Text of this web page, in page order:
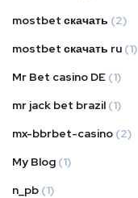
mostbet скачать (2)
mostbet скачать ru (1)
Mr Bet casino DE (1)
mr jack bet brazil (1)
mx-bbrbet-casino (2)
My Blog (1)
n_pb (1)